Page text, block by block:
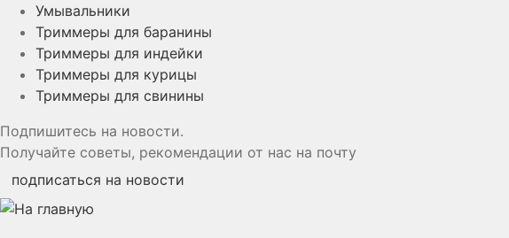
Умывальники
Триммеры для баранины
Триммеры для индейки
Триммеры для курицы
Триммеры для свинины
Подпишитесь на новости.
Получайте советы, рекомендации от нас на почту
подписаться на новости